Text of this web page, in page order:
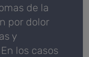
de la
por dolor
y
los casos